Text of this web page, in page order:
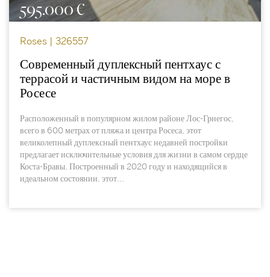
595.000 €
Roses | 326557
Современный дуплексный пентхаус с
террасой и частичным видом на море в
Росесе
Расположенный в популярном жилом районе Лос-Гриегос,
всего в 600 метрах от пляжа и центра Росеса, этот
великолепный дуплексный пентхаус недавней постройки
предлагает исключительные условия для жизни в самом сердце
Коста-Бравы. Построенный в 2020 году и находящийся в
идеальном состоянии, этот...